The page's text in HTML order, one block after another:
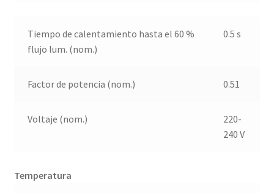
Tiempo de calentamiento hasta el 60 %
flujo lum. (nom.)
0.5 s
Factor de potencia (nom.) 0.51
Voltaje (nom.)
220-
240 V
Temperatura